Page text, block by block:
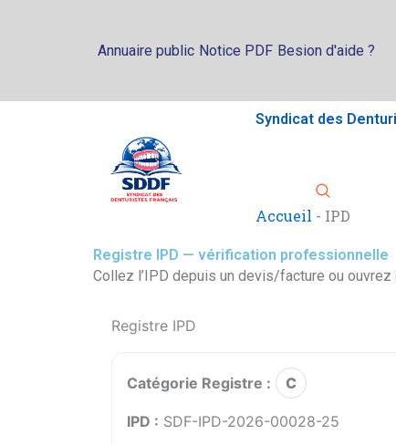
Annuaire public Notice PDF Besion d'aide ?
Syndicat des
Accueil - IPD
Registre IPD — vérification professionnelle
Collez l’IPD depuis un devis/facture ou
Registre IPD
Catégorie Registre : C
IPD : SDF-IPD-2026-00028-25